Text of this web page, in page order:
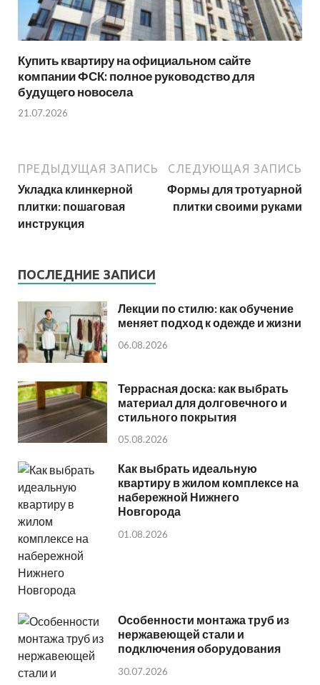
Купить квартиру на официальном сайте
компании ФСК: полное руководство для
будущего новосела
21.07.2026
ПРЕДЫДУЩАЯ ЗАПИСЬ
Укладка клинкерной
плитки: пошаговая
инструкция
СЛЕДУЮЩАЯ ЗАПИСЬ
Формы для тротуарной
плитки своими руками
ПОСЛЕДНИЕ ЗАПИСИ
Лекции по стилю: как обучение
меняет подход к одежде и жизни
06.08.2026
Террасная доска: как выбрать
материал для долговечного и
стильного покрытия
05.08.2026
Как выбрать идеальную
квартиру в жилом комплексе на
набережной Нижнего
Новгорода
01.08.2026
Особенности монтажа труб из
нержавеющей стали и
подключения оборудования
30.07.2026